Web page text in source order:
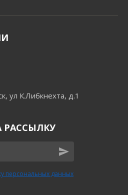
ул К.Либкнехта, д.1
РАССЫЛКУ
персональных данных